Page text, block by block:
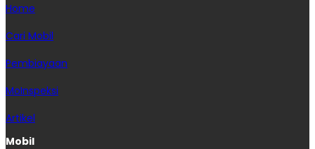
Home
Cari Mobil
Pembiayaan
MoInspeksi
Artikel
Mobil